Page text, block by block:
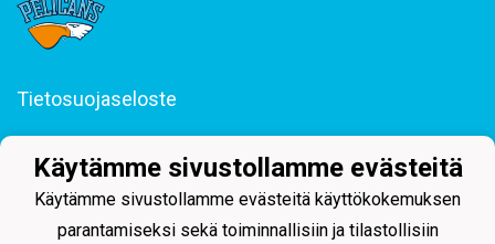
Tietosuojaseloste
Svinhufvudinkatu 29, 15110 Lahti
044 255 1975 toimisto@juniorpelicans.fi
Toimisto avoinna ma-pe klo 9-15
Käytämme sivustollamme evästeitä
Käytämme sivustollamme evästeitä käyttökokemuksen
parantamiseksi sekä toiminnallisiin ja tilastollisiin